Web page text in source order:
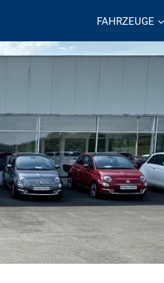
FAHRZEUGE